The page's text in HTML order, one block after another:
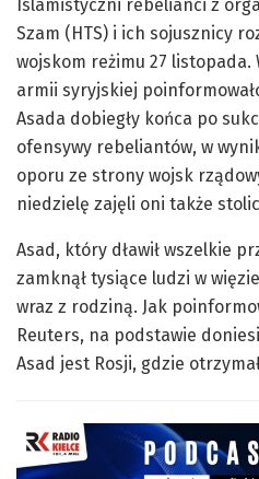
Islamistyczni rebelianci z
Szam (HTS) i ich sojusznicy
wojskom reżimu 27 listopada.
armii syryjskiej
Asada dobiegły końca po
ofensywy rebeliantów, w
oporu ze strony wojsk
niedzielę zajęli oni także
Asad, który dławił wszelkie
zamknął tysiące ludzi w
wraz z rodziną. Jak
Reuters, na podstawie
Asad jest Rosji, gdzie